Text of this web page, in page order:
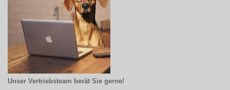
Unser Vertriebsteam berät Sie gerne!